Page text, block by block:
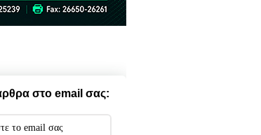
στο email σας: